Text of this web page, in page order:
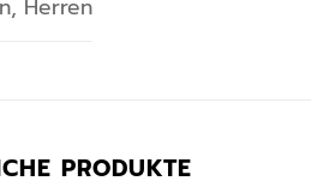
Herren
PRODUKTE